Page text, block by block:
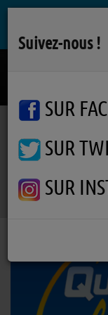
Emissions Jeux
Suivez-nous !
SUR
SUR
SUR